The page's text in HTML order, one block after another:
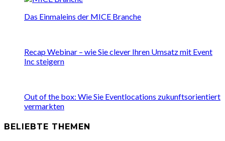
Das Einmaleins der MICE Branche
Recap Webinar – wie Sie clever Ihren Umsatz mit Event
Inc steigern
Out of the box: Wie Sie Eventlocations zukunftsorientiert
vermarkten
BELIEBTE THEMEN